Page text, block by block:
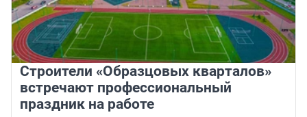
Строители «Образцовых кварталов»
встречают профессиональный
праздник на работе